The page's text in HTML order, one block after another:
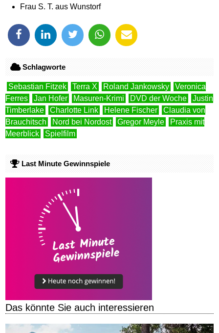
Frau S. T. aus Wunstorf
Schlagworte
Sebastian Fitzek Terra X Roland Jankowsky
Veronica
Ferres
Jan Hofer Masuren-Krimi DVD der Woche
Justin
Timberlake
Charlotte Link Helene Fischer
Claudia von
Brauchitsch
Nord bei Nordost Gregor Meyle
Praxis mit
Meerblick
Spielfilm
Last Minute Gewinnspiele
Das könnte Sie auch interessieren